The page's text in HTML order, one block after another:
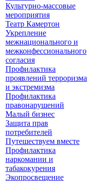
Культурно-массовые
мероприятия
Театр Камертон
Укрепление
межнационального и
межконфессионального
согласия
Профилактика
проявлений терроризма
и экстремизма
Профилактика
правонарушений
Малый бизнес
Защита прав
потребителей
Путешествуем вместе
Профилактика
наркомании и
табакокурения
Экопросвещение